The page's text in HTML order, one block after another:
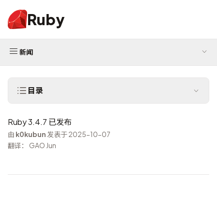
Ruby
新闻
目录
Ruby 3.4.7 已发布
由 k0kubun 发表于 2025-10-07
翻译： GAO Jun